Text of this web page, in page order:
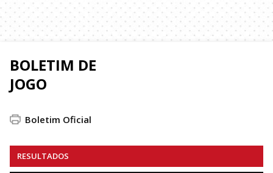
BOLETIM DE
JOGO
Boletim Oficial
RESULTADOS